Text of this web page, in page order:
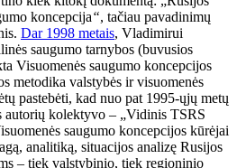
koncepcija“, tačiau pavadinimų
Dar 1998 metais, Vladimirui
saugumo tarnybos (buvusios
Visuomenės saugumo koncepcijos
metodika valstybės ir visuomenės
pastebėti, kad nuo pat 1995-ųjų metų
autorių kolektyvo – „Vidinis TSRS
saugumo koncepcijos kūrėjai
analitiką, situacijos analizę Rusijos
– tiek valstybinio, tiek regioninio